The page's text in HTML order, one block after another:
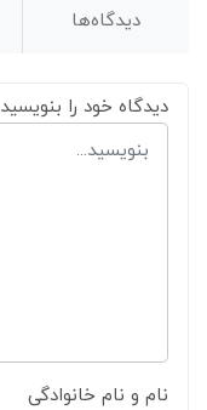
دیدگاه‌ها
دیدگاه خود را بنویسید
نام و نام خانوادگی